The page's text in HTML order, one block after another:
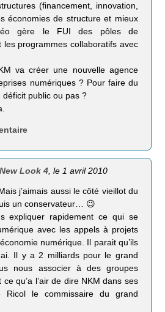
(financement, innovation,
économies de structure et mieux
gère le FUI des pôles de
programmes collaboratifs avec
va créer une nouvelle agence
numériques ? Pour faire du
public ou pas ?
New Look 4, le 1 avril 2010
j’aimais aussi le côté vieillot du
un conservateur… 😉
expliquer rapidement ce qui se
avec les appels à projets
numérique. Il parait qu’ils
Il y a 2 milliards pour le grand
nous associer à des groupes
qu’a l’air de dire NKM dans ses
Ricol le commissaire du grand